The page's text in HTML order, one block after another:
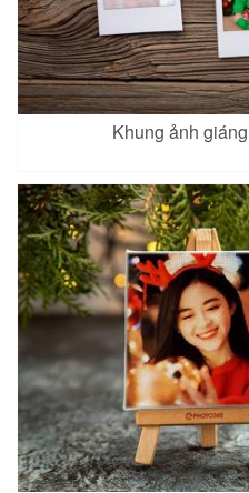
Khung ảnh